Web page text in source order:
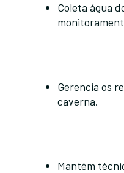
Coleta água
Gerencia os
caverna.
Mantém